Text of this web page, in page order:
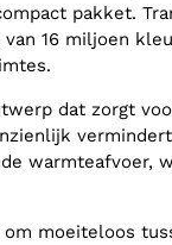
pakket.
16 miljoen
dat zorgt
warmteafvoer,
moeiteloos